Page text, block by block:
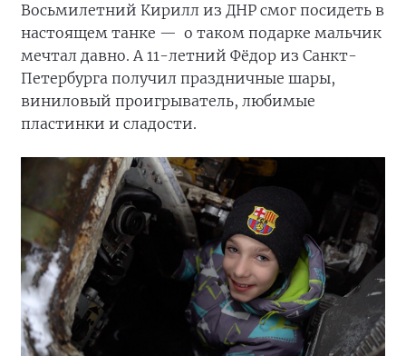
Восьмилетний Кирилл из ДНР смог посидеть в
настоящем танке — о таком подарке мальчик
мечтал давно. А 11-летний Фёдор из Санкт-
Петербурга получил праздничные шары,
виниловый проигрыватель, любимые
пластинки и сладости.